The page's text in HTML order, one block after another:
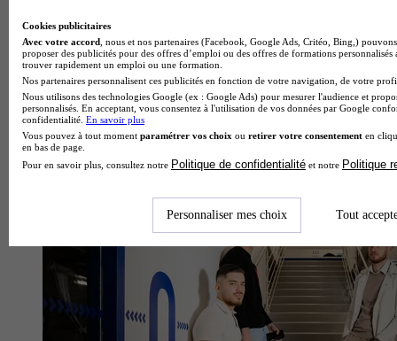
École d'ingénierie informatique
Cookies publicitaires
Avec votre accord , nous et nos partenaires (Facebook, Google Ads, Critéo, Bing,)
proposer des publicités pour des offres d’emploi ou des offres de formations
trouver rapidement un emploi ou une formation.
Nos partenaires personnalisent ces publicités en fonction de votre navigation, de votre
Nous utilisons des technologies Google (ex : Google Ads) pour mesurer l'audience et
personnalisés. En acceptant, vous consentez à l'utilisation de vos données par Google
confidentialité. En savoir plus
Vous pouvez à tout moment paramétrer vos choix ou retirer votre consentement en
en bas de page.
Pour en savoir plus, consultez notre Politique de confidentialité et notre Politique
Personnaliser mes choix Tout